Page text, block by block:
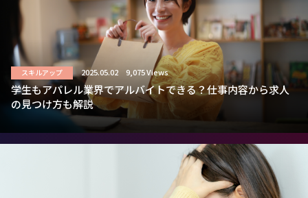
スキルアップ 2025.05.02 9,075 Views
学生もアパレル業界でアルバイトできる？仕事内容から求人
の見つけ方も解説